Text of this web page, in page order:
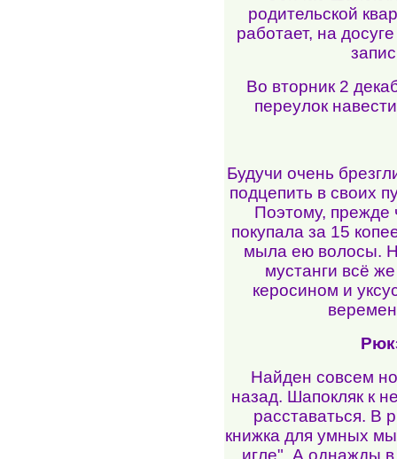
родительской
работает, на
Во вторник 2
переулок
Будучи очень
подцепить в своих
Поэтому, прежде
покупала за 15
мыла ею волосы.
мустанги всё
керосином и
Найден совсем
назад. Шапокляк к
расставаться. В
книжка для умных
игле". А однажды